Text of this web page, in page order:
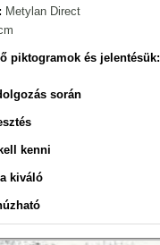
Metylan Direct
piktogramok és jelentésük:
során
kenni
kiváló